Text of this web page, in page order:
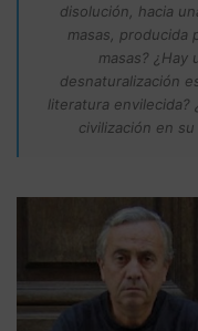
disolución, hacia
masas, producida
masas? ¿Hay
desnaturalización
literatura envilecida?
civilización en